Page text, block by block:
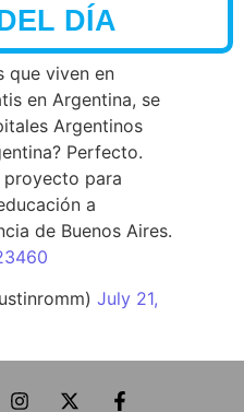
DÍA
que viven en
en Argentina, se
Argentinos
Perfecto.
proyecto para
a
de Buenos Aires.
July 21,